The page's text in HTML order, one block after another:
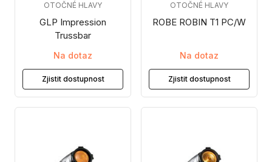
GLP Impression
Trussbar
OTOČNÉ HLAVY
Na dotaz
Zjistit dostupnost
ROBE ROBIN T1 PC/W
OTOČNÉ HLAVY
Na dotaz
Zjistit dostupnost